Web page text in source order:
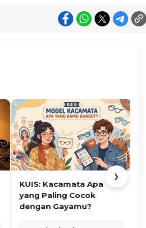
KUIS: Kacamata Apa
yang Paling Cocok
dengan Gayamu?
❯